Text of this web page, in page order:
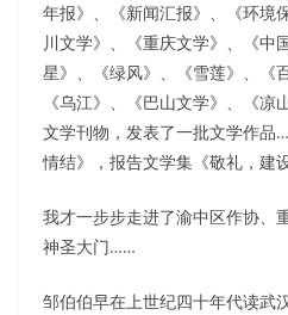
年报》、《新闻汇报》、《环境
川文学》、《重庆文学》、《中
星》、《绿风》、《雪莲》、《
《乌江》、《巴山文学》、《
文学刊物，发表了一批文学作
情结》，报告文学集《敬礼，建
我才一步步走进了渝中区作协、
神圣大门……
邹伯伯早在上世纪四十年代读武